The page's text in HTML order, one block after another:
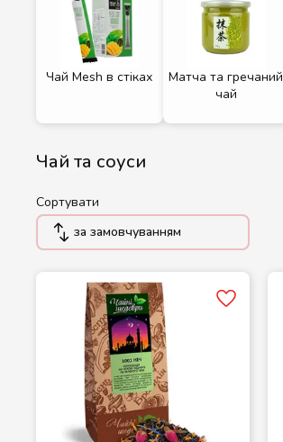
Чай Mesh в стіках
Матча та гречаний
чай
Чай та соуси
Сортувати
за замовчуванням